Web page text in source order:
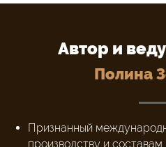
Автор и
Полина
Признанный
производству и составам